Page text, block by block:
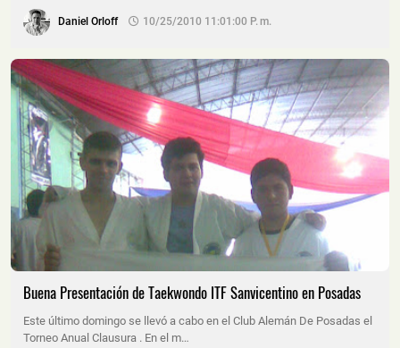
Daniel Orloff 10/25/2010 11:01:00 P. M.
Buena Presentación de Taekwondo ITF Sanvicentino en Posadas
Este último domingo se llevó a cabo en el Club Alemán De Posadas el
Torneo Anual Clausura . En el m…